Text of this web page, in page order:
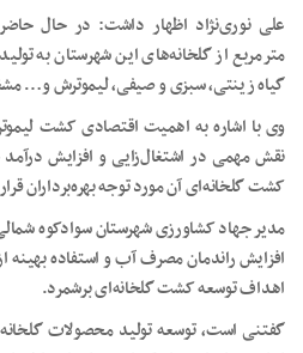
مترمربع از گلخانه‌های این شهرستان به
گیاه زینتی، سبزی و صیفی، لیموترش و…
وی با اشاره به اهمیت اقتصادی کشت
نقش مهمی در اشتغال‌زایی و افزایش درآمد
کشت گلخانه‌ای آن مورد توجه بهره‌برداران
مدیر جهاد کشاورزی شهرستان سوادکوه
افزایش راندمان مصرف آب و استفاده بهینه
اهداف توسعه کشت گلخانه‌ای برشمرد.
گفتنی است، توسعه تولید محصولات